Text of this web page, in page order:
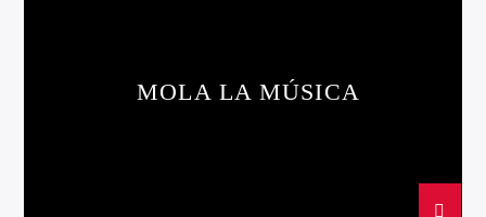
MOLA LA MÚSICA